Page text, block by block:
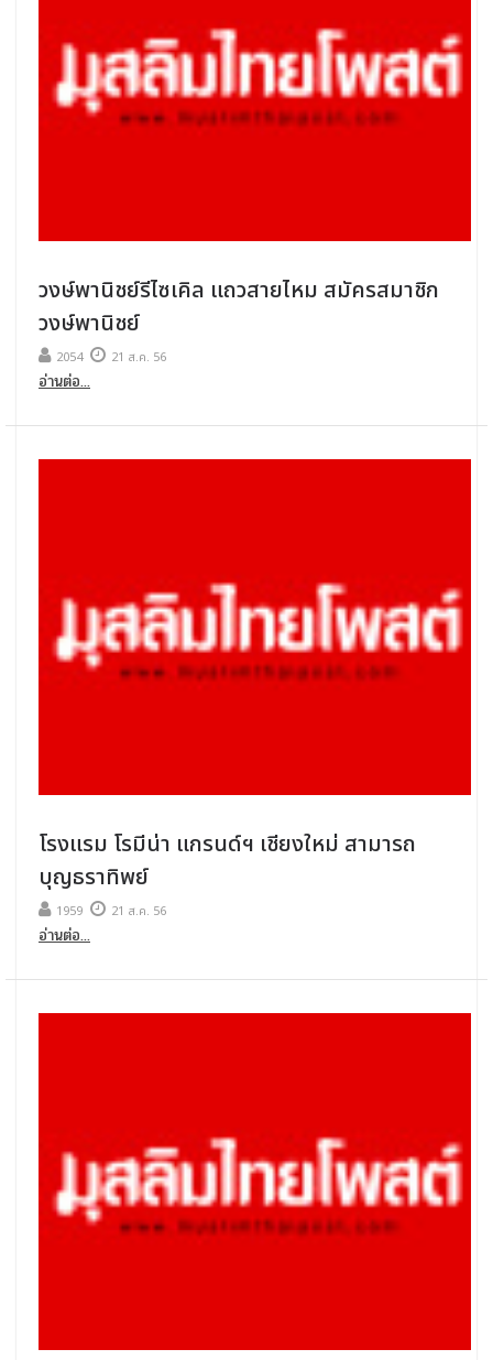
วงษ์พานิชย์รีไซเคิล แถวสายไหม สมัครสมาชิก
วงษ์พานิชย์
2054 21 ส.ค. 56
อ่านต่อ...
โรงแรม โรมีน่า แกรนด์ฯ เชียงใหม่ สามารถ
บุญธราทิพย์
1959 21 ส.ค. 56
อ่านต่อ...